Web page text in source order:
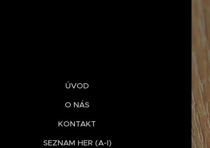
ÚVOD
O NÁS
KONTAKT
SEZNAM HER (A-I)